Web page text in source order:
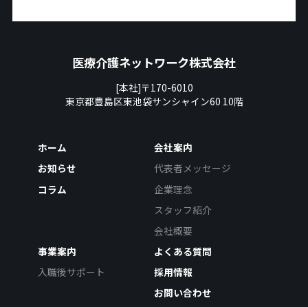
医療介護ネットワーク株式会社
[本社]〒170-6010
東京都豊島区東池袋サンシャイン60 10階
ホーム
お知らせ
コラム
会社案内
代表者メッセージ
企業理念
スタッフ紹介
会社概要
事業案内
入職後サポート
よくある質問
採用情報
お問い合わせ